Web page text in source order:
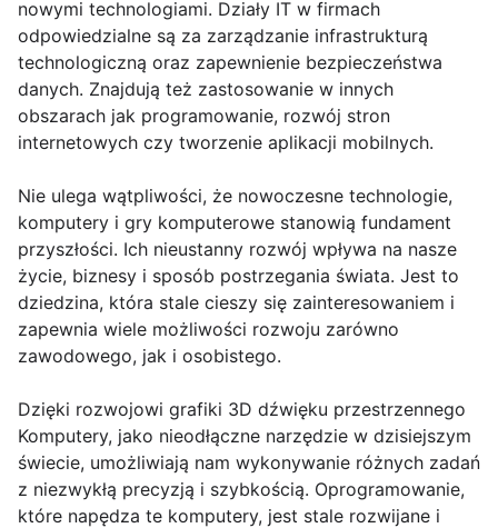
nowymi technologiami. Działy IT w firmach
odpowiedzialne są za zarządzanie infrastrukturą
technologiczną oraz zapewnienie bezpieczeństwa
danych. Znajdują też zastosowanie w innych
obszarach jak programowanie, rozwój stron
internetowych czy tworzenie aplikacji mobilnych.
Nie ulega wątpliwości, że nowoczesne technologie,
komputery i gry komputerowe stanowią fundament
przyszłości. Ich nieustanny rozwój wpływa na nasze
życie, biznesy i sposób postrzegania świata. Jest to
dziedzina, która stale cieszy się zainteresowaniem i
zapewnia wiele możliwości rozwoju zarówno
zawodowego, jak i osobistego.
Dzięki rozwojowi grafiki 3D dźwięku przestrzennego
Komputery, jako nieodłączne narzędzie w dzisiejszym
świecie, umożliwiają nam wykonywanie różnych zadań
z niezwykłą precyzją i szybkością. Oprogramowanie,
które napędza te komputery, jest stale rozwijane i